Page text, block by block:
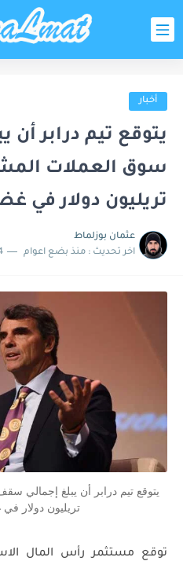
أخبار
يتوقع تيم درابر
تريليون دولار في غضون 15
عثمان بوزلماط
اخر تحديث : منذ بضع اعوام 4
تريليون دولار في
توقع مستثمر رأس المال